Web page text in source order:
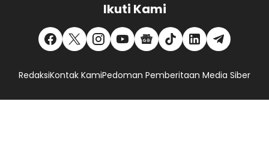
Ikuti Kami
RedaksiKontak KamiPedoman Pemberitaan Media Siber